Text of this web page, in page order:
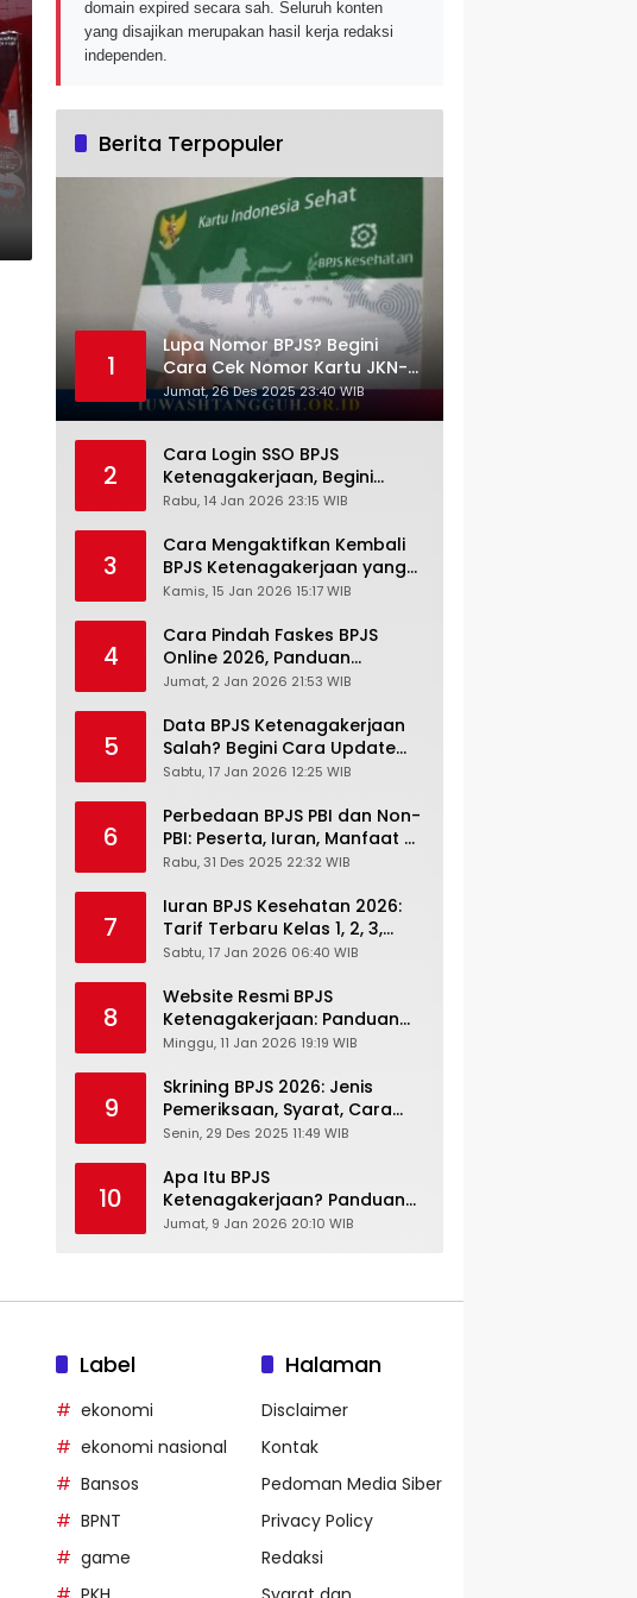
domain expired secara sah. Seluruh konten
yang disajikan merupakan hasil kerja redaksi
independen.
Berita Terpopuler
1
Lupa Nomor BPJS? Begini
Cara Cek Nomor Kartu JKN-
KIS dengan NIK KTP
Jumat, 26 Des 2025 23:40 WIB
2
Cara Login SSO BPJS
Ketenagakerjaan, Begini
Tutorial Lengkap dan
Rabu, 14 Jan 2026 23:15 WIB
3
Cara Mengaktifkan Kembali
BPJS Ketenagakerjaan yang
Nonaktif, Begini Panduan
Kamis, 15 Jan 2026 15:17 WIB
4
Cara Pindah Faskes BPJS
Online 2026, Panduan
Lengkap via Mobile JKN,
Cabang
Jumat, 2 Jan 2026 21:53 WIB
5
Data BPJS Ketenagakerjaan
Salah? Begini Cara Update
Rekening, Alamat, HP di JMO
Sabtu, 17 Jan 2026 12:25 WIB
6
Perbedaan BPJS PBI dan Non-
PBI: Peserta, Iuran, Manfaat &
Masa Berlaku Terbaru 2026
Rabu, 31 Des 2025 22:32 WIB
7
Iuran BPJS Kesehatan 2026:
Tarif Terbaru Kelas 1, 2, 3,
Cara Bayar, Denda &
JKN-KIS
Sabtu, 17 Jan 2026 06:40 WIB
8
Website Resmi BPJS
Ketenagakerjaan: Panduan
Lengkap Akses dan Fitur
Minggu, 11 Jan 2026 19:19 WIB
9
Skrining BPJS 2026: Jenis
Pemeriksaan, Syarat, Cara
Daftar & Cek Riwayat
Senin, 29 Des 2025 11:49 WIB
10
Apa Itu BPJS
Ketenagakerjaan? Panduan
Lengkap untuk Pekerja dan
Jumat, 9 Jan 2026 20:10 WIB
Label
ekonomi
ekonomi nasional
Bansos
BPNT
game
Halaman
Disclaimer
Kontak
Pedoman Media Siber
Privacy Policy
Redaksi